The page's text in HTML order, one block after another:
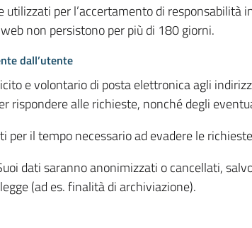
utilizzati per l’accertamento di
non persistono per più di 180 giorni.
dall’utente
e volontario di posta elettronica agli
rispondere alle richieste, nonché degli
per il tempo necessario ad evadere le
dati saranno anonimizzati o cancellati,
(ad es. finalità di archiviazione).